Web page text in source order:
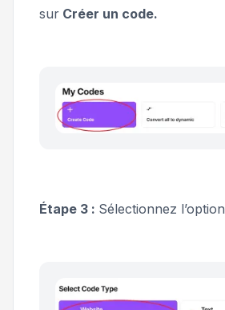
sur Créer un code.
Étape 3 : Sélectionnez l’option